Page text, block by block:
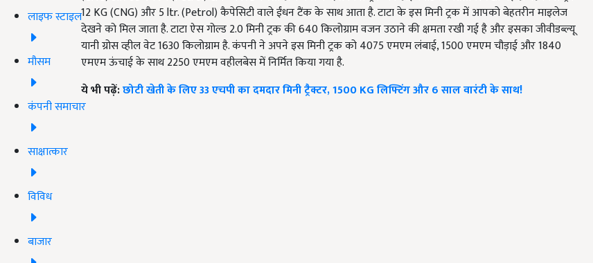
लाइफ स्टाइल
मौसम
कंपनी समाचार
साक्षात्कार
विविध
बाजार
12 KG (CNG) और 5 ltr. (Petrol) कैपेसिटी वाले ईंधन टैंक के साथ आता है. टाटा के इस मिनी ट्रक में आपको बेहतरीन माइलेज
देखने को मिल जाता है. टाटा ऐस गोल्ड 2.0 मिनी ट्रक की 640 किलोग्राम वजन उठाने की क्षमता रखी गई है और इसका जीवीडब्ल्यू
यानी ग्रोस व्हील वेट 1630 किलोग्राम है. कंपनी ने अपने इस मिनी ट्रक को 4075 एमएम लंबाई, 1500 एमएम चौड़ाई और 1840
एमएम ऊंचाई के साथ 2250 एमएम वहीलबेस में निर्मित किया गया है.
ये भी पढ़ें:छोटी खेती के लिए 33 एचपी का दमदार मिनी ट्रैक्टर, 1500 KG लिफ्टिंग और 6 साल वारंटी के साथ!